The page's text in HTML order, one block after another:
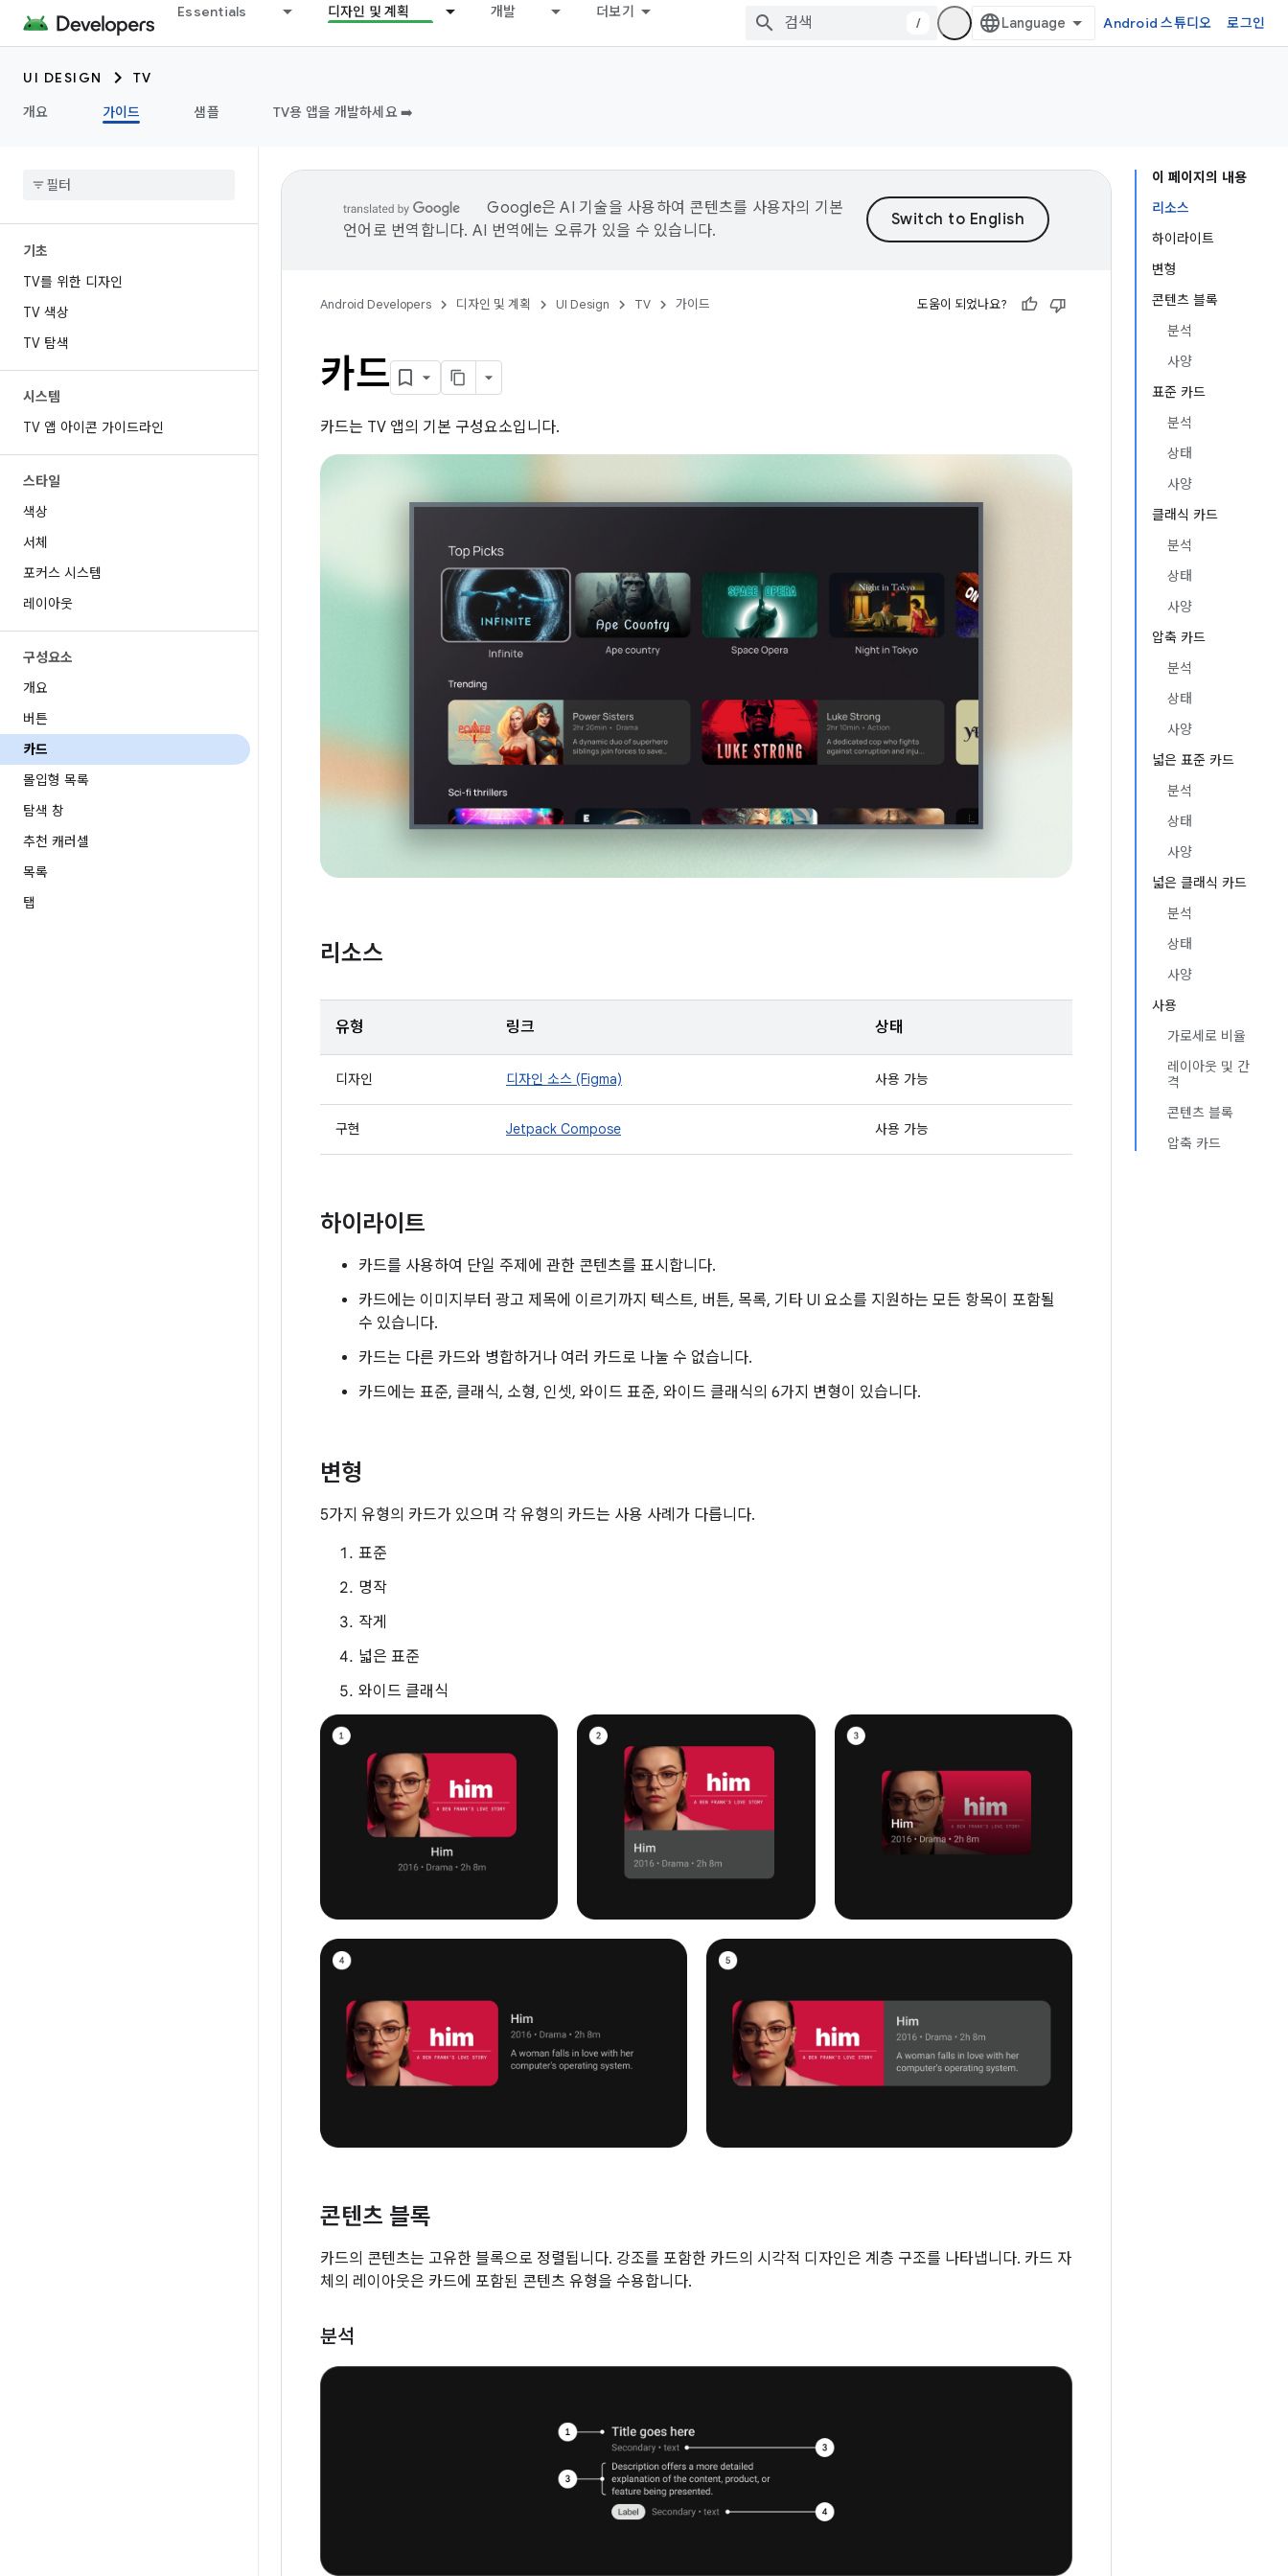
Essentials 디자인 및 계획 개발 더보기
/ Android 스튜디오 로그인
UI DESIGN
TV
개요
가이드 샘플 TV용 앱을 개발하세요 ➡️
기초
TV를 위한 디자인
TV 색상
TV 탐색
시스템
TV 앱 아이콘 가이드라인
스타일
색상
서체
포커스 시스템
레이아웃
구성요소
개요
버튼
카드
몰입형 목록
탐색 창
추천 캐러셀
목록
탭
이 페이지의 내용
리소스
하이라이트
변형
콘텐츠 블록
분석
사양
표준 카드
분석
상태
사양
클래식 카드
분석
상태
사양
압축 카드
분석
상태
사양
넓은 표준 카드
분석
상태
사양
넓은 클래식 카드
분석
상태
사양
사용
가로세로 비율
레이아웃 및 간
격
콘텐츠 블록
압축 카드
Google은 AI 기술을 사용하여 콘텐츠를 사용자의 기본
언어로 번역합니다. AI 번역에는 오류가 있을 수 있습니다.
Android Developers 디자인 및 계획 UI Design TV 가이드 도움이 되었나요?
카드
카드는 TV 앱의 기본 구성요소입니다.
리소스
유형 링크 상태
디자인 디자인 소스 (Figma) 사용 가능
구현 Jetpack Compose 사용 가능
하이라이트
카드를 사용하여 단일 주제에 관한 콘텐츠를 표시합니다.
카드에는 이미지부터 광고 제목에 이르기까지 텍스트, 버튼, 목록, 기타 UI 요소를 지원하는 모든 항목이 포함될
수 있습니다.
카드는 다른 카드와 병합하거나 여러 카드로 나눌 수 없습니다.
카드에는 표준, 클래식, 소형, 인셋, 와이드 표준, 와이드 클래식의 6가지 변형이 있습니다.
변형
5가지 유형의 카드가 있으며 각 유형의 카드는 사용 사례가 다릅니다.
표준
명작
작게
넓은 표준
와이드 클래식
콘텐츠 블록
카드의 콘텐츠는 고유한 블록으로 정렬됩니다. 강조를 포함한 카드의 시각적 디자인은 계층 구조를 나타냅니다. 카드 자
체의 레이아웃은 카드에 포함된 콘텐츠 유형을 수용합니다.
분석